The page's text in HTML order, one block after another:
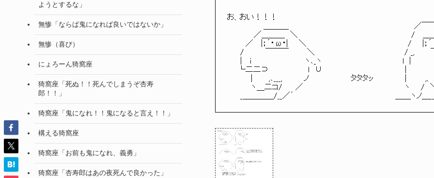
お、おい！！！
＿＿＿_　　　　　　　　　　　　　　　　　　　　　　　 ／￣
／＿＿＿　＼　　　　　　　　　　　　　　　 　 　 　 　 /　 ＿
／　 |；´・ω・|　　＼　　　　　　　　　　　　　　　　　　　/　　|；
/　　　　￣￣￣　　　 ＼　　　　　　　　　　　　 　 　 　 / _,　　
|　 i　　　　　　　　　　ヽ､_ヽ　　　 　 　 　 　 　 　 　 　 l　|　　　　
└二二⊃　　　　 　 　 l　∪　　　　　　　　　　　　　　　 |　　　　　
|　　　,､___,　　　　ノ　　　 　 　 　 タタタッ　 　 　 　 |　　　 ,、
ヽ＿二コ/　　 ／　　　　　　　　　　　　　　　　　　　ヽ　　/　
_＿＿＿＿/__／´　　　　　　　　　　　　　　　　　　　＿＿ヽノ＿___
ようとするな」
無惨「ならば鬼になれば良いではないか」
無惨（喜び）
にょろーん猗窩座
猗窩座「死ぬ！！死んでしまうぞ杏寿
郎！！」
猗窩座「鬼になれ！！鬼になると言え！！」
構える猗窩座
猗窩座「お前も鬼になれ、義勇」
猗窩座「杏寿郎はあの夜死んで良かった」